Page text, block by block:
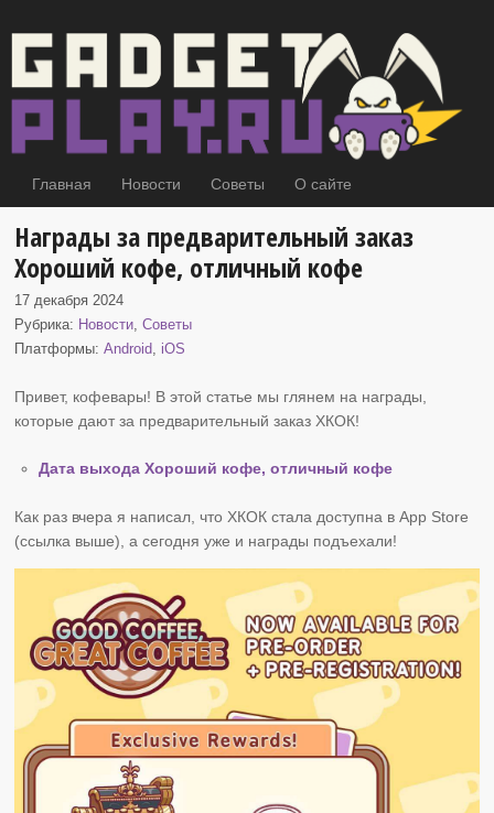
Главная Новости Советы О сайте
Награды за предварительный заказ
Хороший кофе, отличный кофе
17 декабря 2024
Рубрика: Новости,Советы
Платформы:Android, iOS
Привет, кофевары! В этой статье мы глянем на награды,
которые дают за предварительный заказ ХКОК!
Дата выхода Хороший кофе, отличный кофе
Как раз вчера я написал, что ХКОК стала доступна в App Store
(ссылка выше), а сегодня уже и награды подъехали!